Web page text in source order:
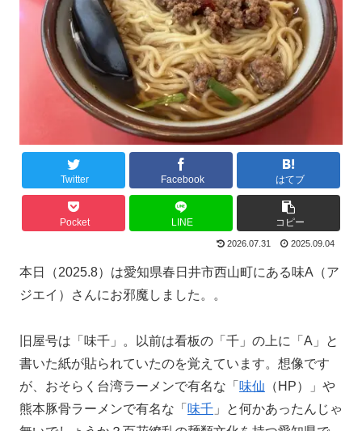
Twitter Facebook はてブ
Pocket LINE コピー
2026.07.31 2025.09.04
本日（2025.8）は愛知県春日井市西山町にある味A（ア
ジエイ）さんにお邪魔しました。。
旧屋号は「味千」。以前は看板の「千」の上に「A」と
書いた紙が貼られていたのを覚えています。想像です
が、おそらく台湾ラーメンで有名な「 味仙 （HP）」や
熊本豚骨ラーメンで有名な「 味千 」と何かあったんじゃ